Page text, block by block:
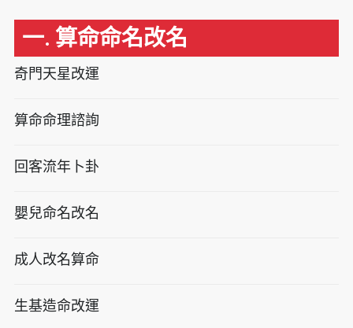
一. 算命命名改名
奇門天星改運
算命命理諮詢
回客流年卜卦
嬰兒命名改名
成人改名算命
生基造命改運